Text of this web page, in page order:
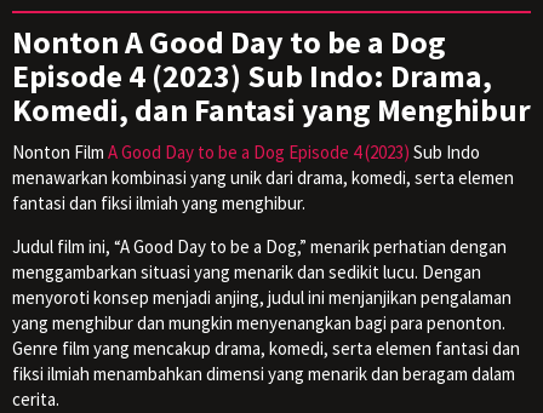
Nonton A Good Day to be a Dog
Episode 4 (2023) Sub Indo: Drama,
Komedi, dan Fantasi yang Menghibur
Nonton Film A Good Day to be a Dog Episode 4 (2023) Sub Indo
menawarkan kombinasi yang unik dari drama, komedi, serta elemen
fantasi dan fiksi ilmiah yang menghibur.
Judul film ini, “A Good Day to be a Dog,” menarik perhatian dengan
menggambarkan situasi yang menarik dan sedikit lucu. Dengan
menyoroti konsep menjadi anjing, judul ini menjanjikan pengalaman
yang menghibur dan mungkin menyenangkan bagi para penonton.
Genre film yang mencakup drama, komedi, serta elemen fantasi dan
fiksi ilmiah menambahkan dimensi yang menarik dan beragam dalam
cerita.